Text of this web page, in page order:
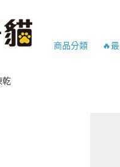
商品分類 🔥
乾